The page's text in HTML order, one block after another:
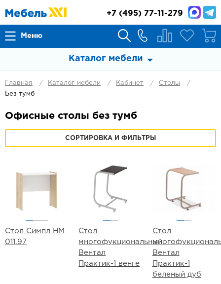
Меню
+7 (495) 77-11-279
Каталог мебели
Главная Каталог мебели Кабинет
Столы
Без тумб
Офисные столы без тумб
СОРТИРОВКА И ФИЛЬТРЫ
Стол Симпл НМ
011.97
Стол
многофукциональный
Вентал
Практик-1 венге
Стол
Вентал
Практик-1
беленый дуб